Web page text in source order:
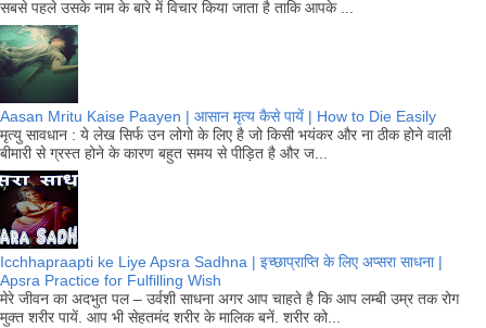
सबसे पहले उसके नाम के बारे में विचार किया जाता है ताकि आपके ...
Aasan Mritu Kaise Paayen | आसान मृत्य कैसे पायें | How to Die Easily
मृत्यु सावधान : ये लेख सिर्फ उन लोगो के लिए है जो किसी भयंकर और ना ठीक होने वाली
बीमारी से ग्रस्त होने के कारण बहुत समय से पीड़ित है और ज...
Icchhapraapti ke Liye Apsra Sadhna | इच्छाप्राप्ति के लिए अप्सरा साधना |
Apsra Practice for Fulfilling Wish
मेरे जीवन का अदभुत पल – उर्वशी साधना अगर आप चाहते है कि आप लम्बी उम्र तक रोग
मुक्त शरीर पायें. आप भी सेहतमंद शरीर के मालिक बनें. शरीर को...